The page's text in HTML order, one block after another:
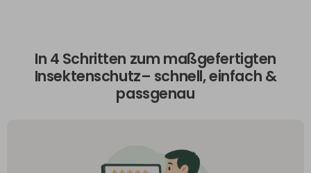
In 4 Schritten zum maßgefertigten
Insektenschutz– schnell, einfach &
passgenau